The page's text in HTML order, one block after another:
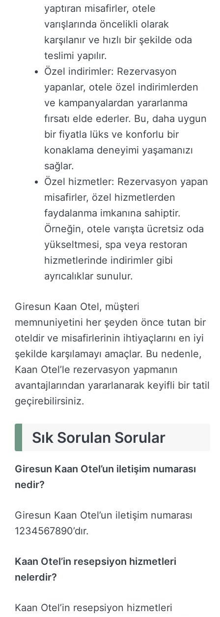
yaptıran misafirler, otele
varışlarında öncelikli olarak
karşılanır ve hızlı bir şekilde oda
teslimi yapılır.
Özel indirimler: Rezervasyon
yapanlar, otele özel indirimlerden
ve kampanyalardan yararlanma
fırsatı elde ederler. Bu, daha uygun
bir fiyatla lüks ve konforlu bir
konaklama deneyimi yaşamanızı
sağlar.
Özel hizmetler: Rezervasyon yapan
misafirler, özel hizmetlerden
faydalanma imkanına sahiptir.
Örneğin, otele varışta ücretsiz oda
yükseltmesi, spa veya restoran
hizmetlerinde indirimler gibi
ayrıcalıklar sunulur.
Giresun Kaan Otel, müşteri
memnuniyetini her şeyden önce tutan bir
oteldir ve misafirlerinin ihtiyaçlarını en iyi
şekilde karşılamayı amaçlar. Bu nedenle,
Kaan Otel’le rezervasyon yapmanın
avantajlarından yararlanarak keyifli bir tatil
geçirebilirsiniz.
Sık Sorulan Sorular
Giresun Kaan Otel’un iletişim numarası
nedir?
Giresun Kaan Otel’un iletişim numarası
1234567890’dır.
Kaan Otel’in resepsiyon hizmetleri
nelerdir?
Kaan Otel’in resepsiyon hizmetleri